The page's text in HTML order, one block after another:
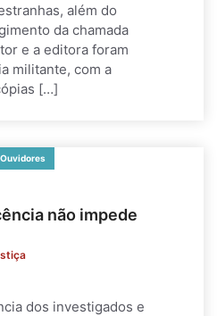
além do
da chamada
e a editora foram
militante, com a
[…]
não impede
dos investigados e